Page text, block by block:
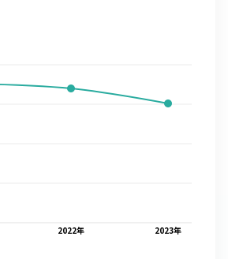
2022年 2023年